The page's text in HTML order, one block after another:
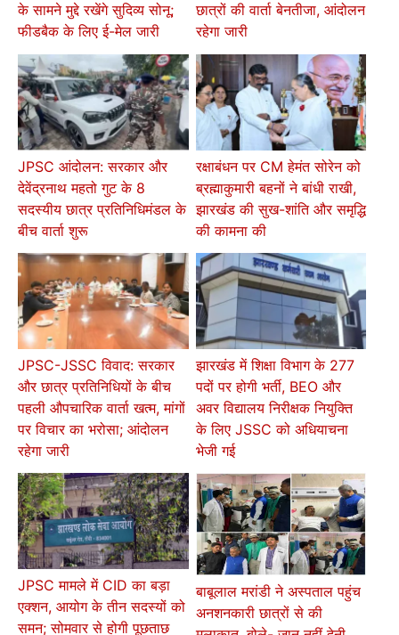
के सामने मुद्दे रखेंगे सुदिव्य सोनू;
फीडबैक के लिए ई-मेल जारी
छात्रों की वार्ता बेनतीजा, आंदोलन
रहेगा जारी
JPSC आंदोलन: सरकार और
देवेंद्रनाथ महतो गुट के 8
सदस्यीय छात्र प्रतिनिधिमंडल के
बीच वार्ता शुरू
रक्षाबंधन पर CM हेमंत सोरेन को
ब्रह्माकुमारी बहनों ने बांधी राखी,
झारखंड की सुख-शांति और समृद्धि
की कामना की
JPSC-JSSC विवाद: सरकार
और छात्र प्रतिनिधियों के बीच
पहली औपचारिक वार्ता खत्म, मांगों
पर विचार का भरोसा; आंदोलन
रहेगा जारी
झारखंड में शिक्षा विभाग के 277
पदों पर होगी भर्ती, BEO और
अवर विद्यालय निरीक्षक नियुक्ति
के लिए JSSC को अधियाचना
भेजी गई
JPSC मामले में CID का बड़ा
एक्शन, आयोग के तीन सदस्यों को
समन; सोमवार से होगी पूछताछ
बाबूलाल मरांडी ने अस्पताल पहुंच
अनशनकारी छात्रों से की